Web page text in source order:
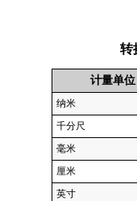
转
计量单位
纳米
千分尺
毫米
厘米
英寸